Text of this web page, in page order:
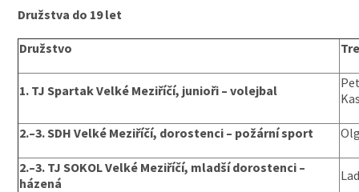
Družstva do 19 let
Družstvo
1. TJ Spartak Velké Meziříčí, junioři – volejbal
2.–3. SDH Velké Meziříčí, dorostenci – požární sport
2.–3. TJ SOKOL Velké Meziříčí, mladší dorostenci –
házená